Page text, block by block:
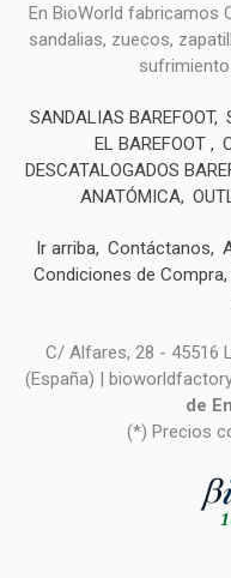
En BioWorld fabricamos
sandalias, zuecos,
sufrimiento
SANDALIAS BAREFOOT
EL BAREFOOT
DESCATALOGADOS
ANATÓMICA
Ir arriba Contáctanos
Condiciones de Compra
C/ Alfares, 28 - 45516
(España) |
de
(*) Precios